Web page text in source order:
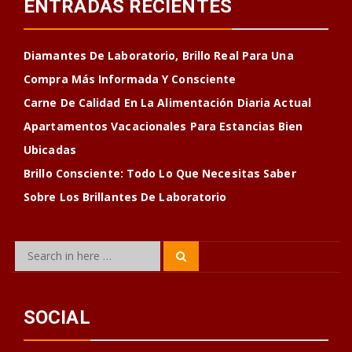
ENTRADAS RECIENTES
Diamantes De Laboratorio, Brillo Real Para Una
Compra Más Informada Y Consciente
Carne De Calidad En La Alimentación Diaria Actual
Apartamentos Vacacionales Para Estancias Bien
Ubicadas
Brillo Consciente: Todo Lo Que Necesitas Saber
Sobre Los Brillantes De Laboratorio
Search
SOCIAL